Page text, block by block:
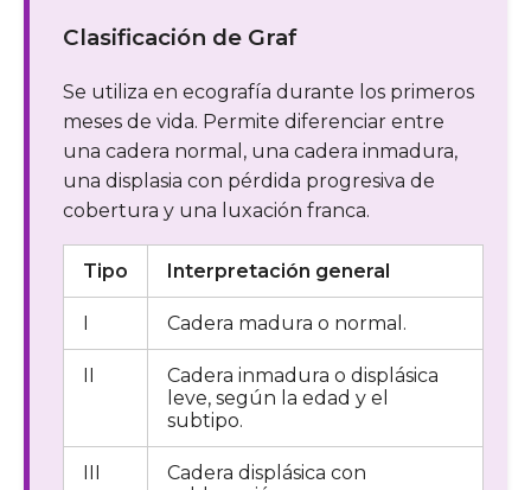
Clasificación de Graf
Se utiliza en ecografía durante los primeros
meses de vida. Permite diferenciar entre
una cadera normal, una cadera inmadura,
una displasia con pérdida progresiva de
cobertura y una luxación franca.
Tipo Interpretación general
I Cadera madura o normal.
II
Cadera inmadura o displásica
leve, según la edad y el
subtipo.
III
Cadera displásica con